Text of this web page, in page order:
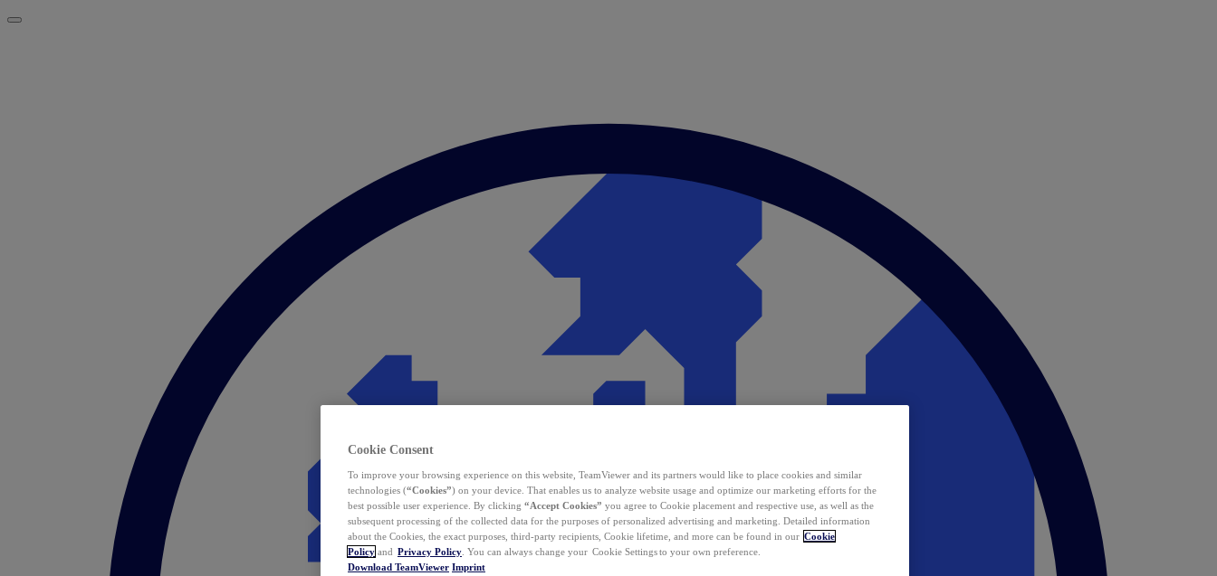
Cookie Consent
To improve your browsing experience on this website, TeamViewer and its partners would like to place cookies and similar
technologies (“Cookies”) on your device. That enables us to analyze website usage and optimize our marketing efforts for the
best possible user experience. By clicking “Accept Cookies” you agree to Cookie placement and respective use, as well as the
subsequent processing of the collected data for the purposes of personalized advertising and marketing. Detailed information
about the Cookies, the exact purposes, third-party recipients, Cookie lifetime, and more can be found in our Cookie
Policy and Privacy Policy . You can always change your Cookie Settings to your own preference.
Download TeamViewer Imprint